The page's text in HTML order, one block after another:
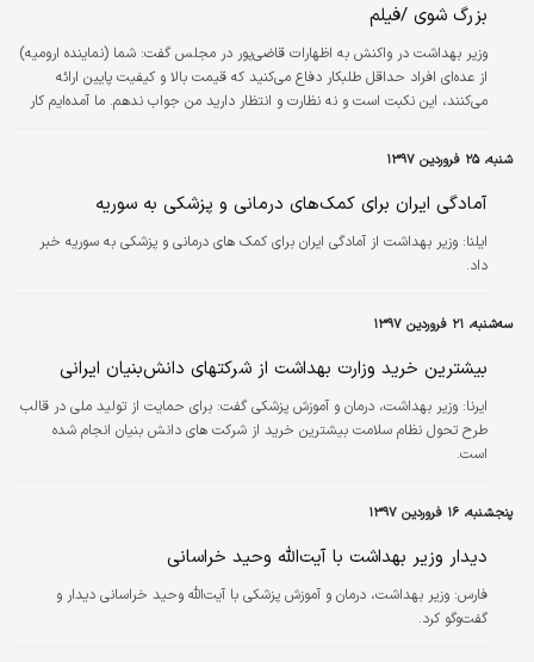
بزرگ شوی /فیلم
وزیر بهداشت در واکنش به اظهارات قاضی‌پور در مجلس گفت: شما (نماینده ارومیه)
از عده‌ای افراد حداقل طلبکار دفاع می‌کنید که قیمت بالا و کیفیت پایین ارائه
می‌کنند،‌ این نکبت است و نه نظارت و انتظار دارید من جواب ندهم. ما آمده‌ایم کار
شنبه، ۲۵ فروردین ۱۳۹۷
آمادگی ایران برای کمک‌های درمانی و پزشکی به سوریه
ایلنا: وزیر بهداشت از آمادگی ایران برای کمک های درمانی و پزشکی به سوریه خبر
داد.
سه‌شنبه، ۲۱ فروردین ۱۳۹۷
بیشترین خرید وزارت بهداشت از شرکتهای دانش‌بنیان ایرانی
ایرنا: وزیر بهداشت، درمان و آموزش پزشکی گفت: برای حمایت از تولید ملی در قالب
طرح تحول نظام سلامت بیشترین خرید از شرکت های دانش بنیان انجام شده
است.
پنجشنبه، ۱۶ فروردین ۱۳۹۷
دیدار وزیر بهداشت با آیت‌الله وحید خراسانی
فارس: وزیر بهداشت، درمان و آموزش پزشکی با آیت‌الله وحید خراسانی دیدار و
گفت‌وگو کرد.